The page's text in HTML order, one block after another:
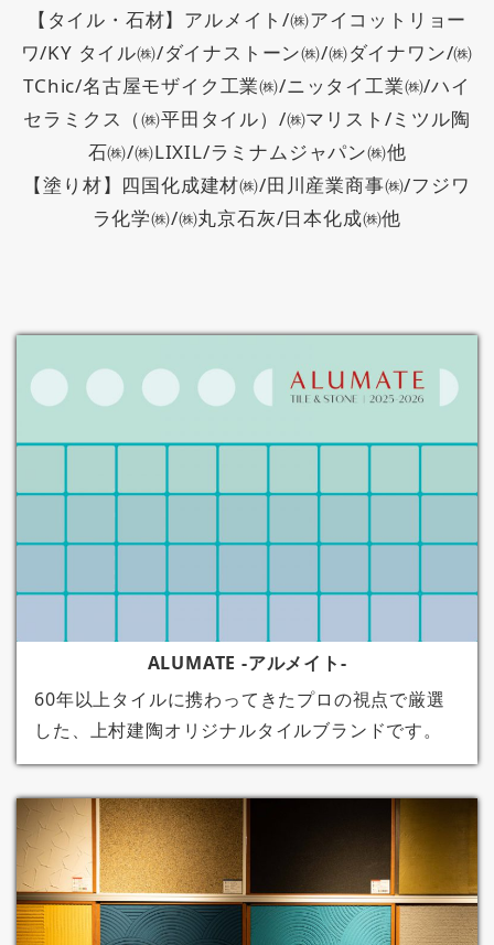
【タイル・石材】アルメイト/㈱アイコットリョー
ワ/KY タイル㈱/ダイナストーン㈱/㈱ダイナワン/㈱
TChic/名古屋モザイク工業㈱/ニッタイ工業㈱/ハイ
セラミクス（㈱平田タイル）/㈱マリスト/ミツル陶
石㈱/㈱LIXIL/ラミナムジャパン㈱他
【塗り材】四国化成建材㈱/田川産業商事㈱/フジワ
ラ化学㈱/㈱丸京石灰/日本化成㈱他
ALUMATE -アルメイト-
60年以上タイルに携わってきたプロの視点で厳選
した、上村建陶オリジナルタイルブランドです。